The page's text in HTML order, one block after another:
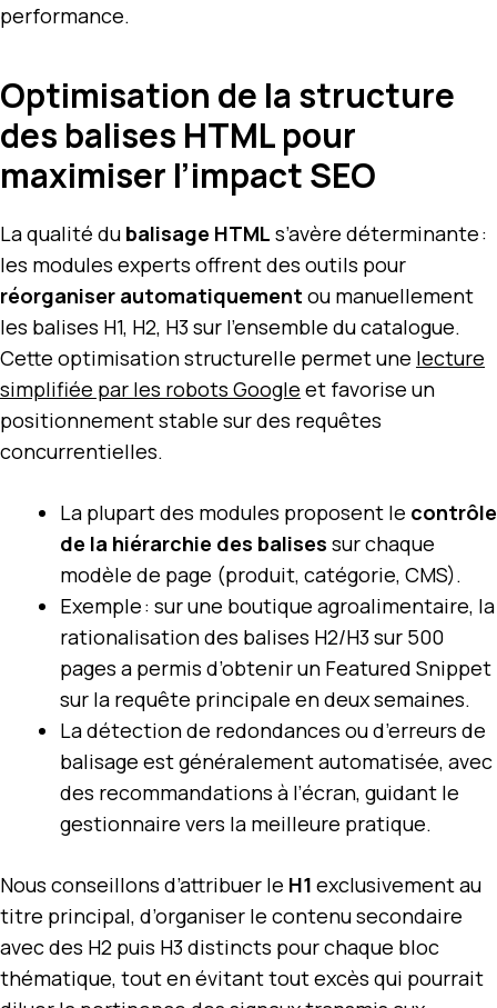
performance.
Optimisation de la structure
des balises HTML pour
maximiser l’impact SEO
La qualité du balisage HTML s’avère déterminante :
les modules experts offrent des outils pour
réorganiser automatiquement ou manuellement
les balises H1, H2, H3 sur l’ensemble du catalogue.
Cette optimisation structurelle permet une lecture
simplifiée par les robots Google et favorise un
positionnement stable sur des requêtes
concurrentielles.
La plupart des modules proposent le contrôle
de la hiérarchie des balises sur chaque
modèle de page (produit, catégorie, CMS).
Exemple : sur une boutique agroalimentaire, la
rationalisation des balises H2/H3 sur 500
pages a permis d’obtenir un Featured Snippet
sur la requête principale en deux semaines.
La détection de redondances ou d’erreurs de
balisage est généralement automatisée, avec
des recommandations à l’écran, guidant le
gestionnaire vers la meilleure pratique.
Nous conseillons d’attribuer le H1 exclusivement au
titre principal, d’organiser le contenu secondaire
avec des H2 puis H3 distincts pour chaque bloc
thématique, tout en évitant tout excès qui pourrait